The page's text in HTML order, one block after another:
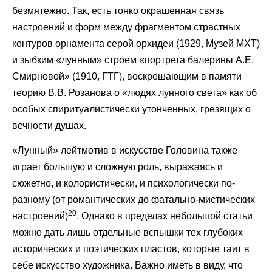
безмятежно. Так, есть тонко окрашенная связь
настроений и форм между фрагментом страстных
контуров орнамента серой орхидеи (1929, Музей МХТ)
и зыбким «лунным» строем «портрета балерины А.Е.
Смирновой» (1910, ГТГ), воскрешающим в памяти
теорию В.В. Розанова о «людях лунного света» как об
особых спиритуалистически утонченных, грезящих о
вечности душах.
«Лунный» лейтмотив в искусстве Головина также
играет большую и сложную роль, выражаясь и
сюжетно, и колористически, и психологически по-
разному (от романтических до фатально-мистических
настроений)20. Однако в пределах небольшой статьи
можно дать лишь отдельные вспышки тех глубоких
исторических и поэтических пластов, которые таит в
себе искусство художника. Важно иметь в виду, что